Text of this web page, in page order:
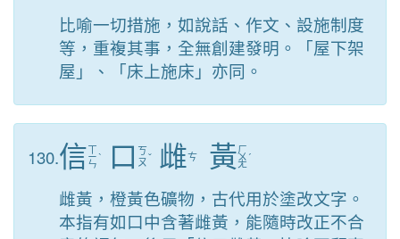
比喻一切措施，如說話、作文、設施制度
等，重複其事，全無創建發明。「屋下架
屋」、「床上施床」亦同。
130.信ㄒ
ㄧ
ㄣ
ˋ 口 ㄎ
ㄡˇ 雌ㄘ 黃ㄏ
ㄨ
ㄤ
ˊ
雌黃，橙黃色礦物，古代用於塗改文字。
本指有如口中含著雌黃，能隨時改正不合